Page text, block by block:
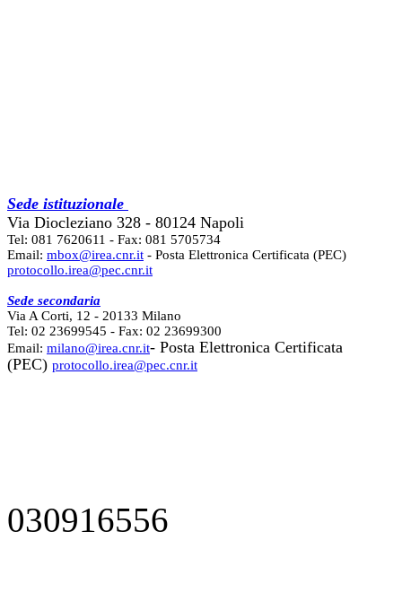
Sede istituzionale
Via Diocleziano 328 - 80124 Napoli
Tel: 081 7620611 - Fax: 081 5705734
Email: mbox@irea.cnr.it - Posta Elettronica Certificata (PEC)
protocollo.irea@pec.cnr.it
Sede secondaria
Via A Corti, 12 - 20133 Milano
Tel: 02 23699545 - Fax: 02 23699300
Email: milano@irea.cnr.it- Posta Elettronica Certificata
(PEC) protocollo.irea@pec.cnr.it
030916556